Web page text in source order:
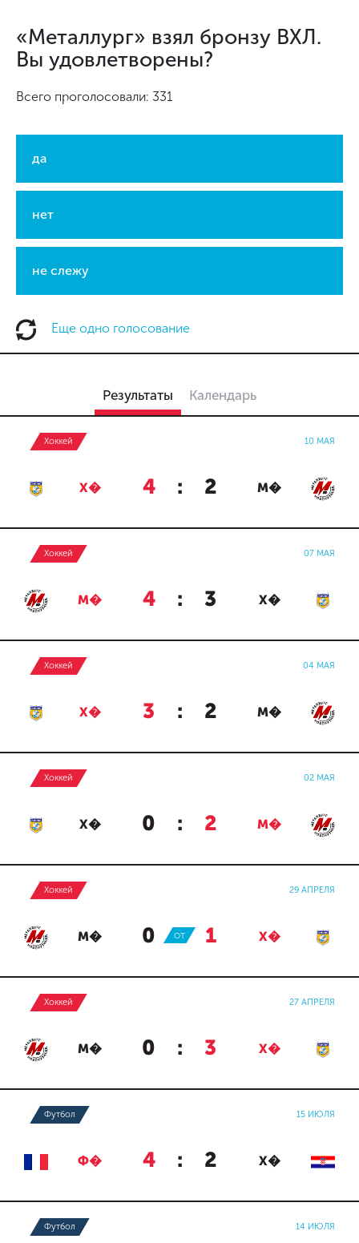
«Металлург» взял бронзу ВХЛ.
Вы удовлетворены?
Всего проголосовали: 331
да
нет
не слежу
Еще одно голосование
Результаты Календарь
Хоккей 10 МАЯ
Х� 4 : 2 М�
Хоккей 07 МАЯ
М� 4 : 3 Х�
Хоккей 04 МАЯ
Х� 3 : 2 М�
Хоккей 02 МАЯ
Х� 0 : 2 М�
Хоккей 29 АПРЕЛЯ
М� 0 : 1 Х�
ОТ
Хоккей 27 АПРЕЛЯ
М� 0 : 3 Х�
Футбол 15 ИЮЛЯ
Ф� 4 : 2 Х�
Футбол 14 ИЮЛЯ